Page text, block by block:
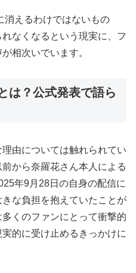
消えるわけではないもの
なくなるという現実に、フ
相次いでいます。
は？公式発表で語ら
由については触れられてい
から奈羅花さん本人による
年9月28日の自身の配信に
な負担を抱えていたことが
くのファンにとって衝撃的
的に受け止めるきっかけに